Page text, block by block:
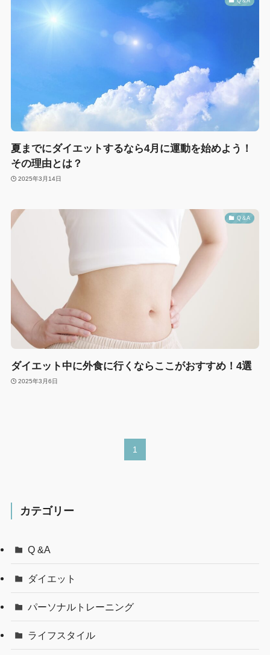
夏までにダイエットするなら4月に運動を始めよう！
その理由とは？
2025年3月14日
Q &A
ダイエット中に外食に行くならここがおすすめ！4選
2025年3月6日
1
カテゴリー
Q &A
ダイエット
パーソナルトレーニング
ライフスタイル